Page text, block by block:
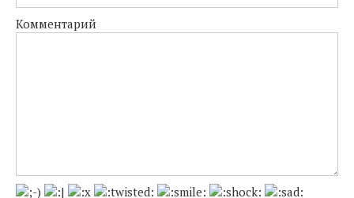
Комментарий